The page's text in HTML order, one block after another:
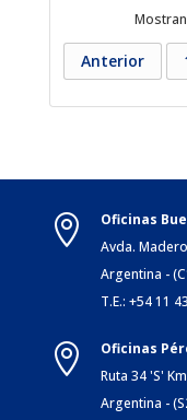
Anterior

Oficinas
Avda.
Argentina -
T.E.: +54 11

Oficinas
Ruta 34 'S'
Argentina -